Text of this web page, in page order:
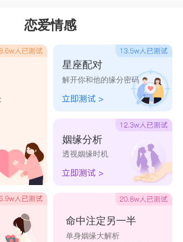
恋爱情感
星座配对
解开你和他的缘分密码
姻缘分析
透视姻缘时机
命中注定另一半
单身姻缘大解析